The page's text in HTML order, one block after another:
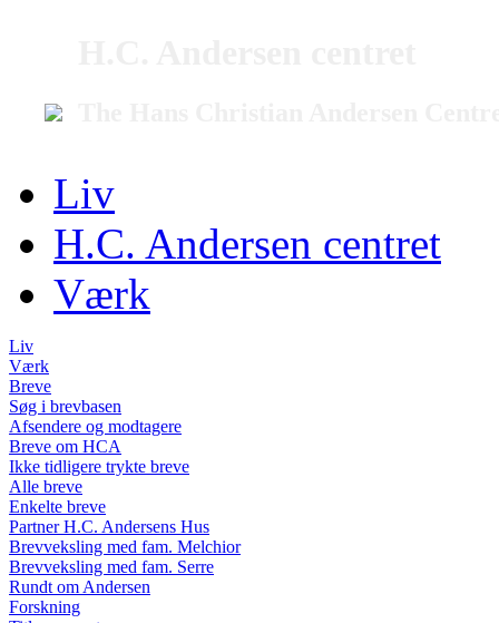
Liv
H.C. Andersen centret
Værk
Liv
Værk
Breve
Søg i brevbasen
Afsendere og modtagere
Breve om HCA
Ikke tidligere trykte breve
Alle breve
Enkelte breve
Partner H.C. Andersens Hus
Brevveksling med fam. Melchior
Brevveksling med fam. Serre
Rundt om Andersen
Forskning